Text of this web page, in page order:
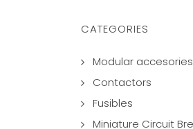
CATEGORIES
Modular accesories
Contactors
Fusibles
Miniature Circuit